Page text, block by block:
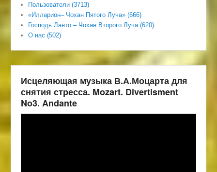
Пользователи (3713)
«Илларион– Чохан Пятого Луча» (666)
Господь Ланто – Чохан Второго Луча (620)
О нас (502)
Исцеляющая музыка В.А.Моцарта для
снятия стресса. Mozart. Divertisment
No3. Andante